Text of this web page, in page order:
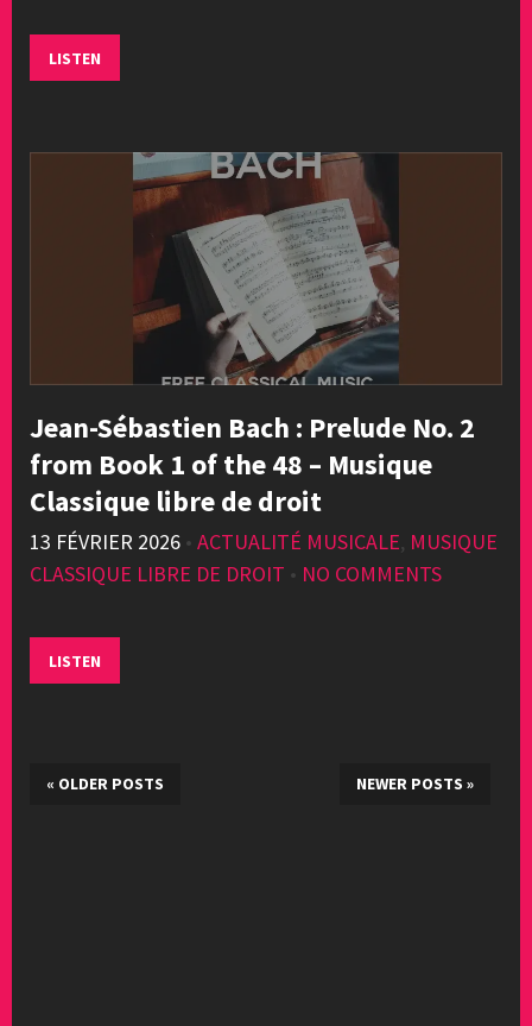
LISTEN
Jean-Sébastien Bach : Prelude No. 2
from Book 1 of the 48 – Musique
Classique libre de droit
13 FÉVRIER 2026 • ACTUALITÉ MUSICALE, MUSIQUE
CLASSIQUE LIBRE DE DROIT • NO COMMENTS
LISTEN
« OLDER POSTS NEWER POSTS »